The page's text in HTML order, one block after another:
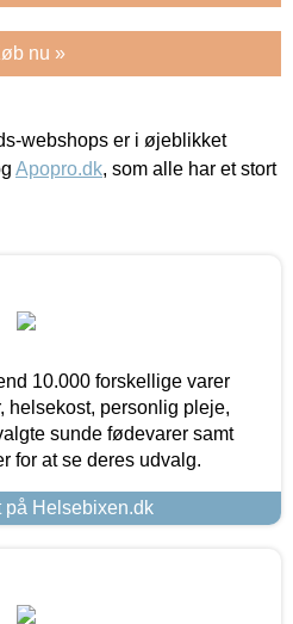
nu »
webshops er i øjeblikket
Apopro.dk, som alle har et stort
10.000 forskellige varer
personlig pleje,
sunde fødevarer samt
for at se deres udvalg.
på Helsebixen.dk